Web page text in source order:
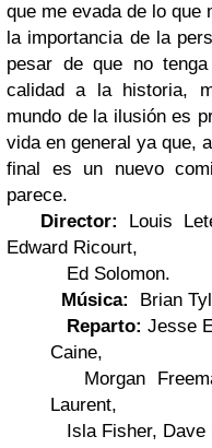
que me evada de lo que
la importancia de la
pesar de que no
calidad a la historia,
mundo de la ilusión es
vida en general ya que,
final es un nuevo
parece.
Director: Louis
Edward Ricourt,
Ed Solomon.
Música: Brian
Reparto: Jesse
Caine,
Morgan
Laurent,
Isla Fisher, Dave